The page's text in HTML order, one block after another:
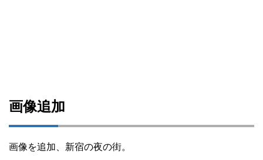
画像追加
画像を追加、新宿の夜の街。